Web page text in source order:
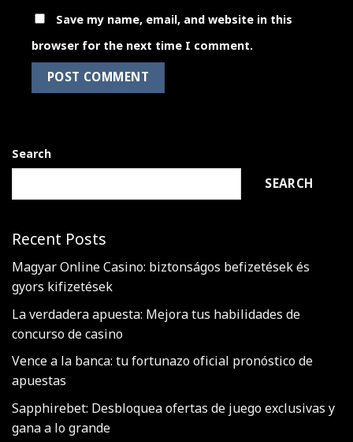
Save my name, email, and website in this
browser for the next time I comment.
Search
SEARCH
Recent Posts
Magyar Online Casino: biztonságos befizetések és
gyors kifizetések
La verdadera apuesta: Mejora tus habilidades de
concurso de casino
Vence a la banca: tu fortunazo oficial pronóstico de
apuestas
Sapphirebet: Desbloquea ofertas de juego exclusivas y
gana a lo grande